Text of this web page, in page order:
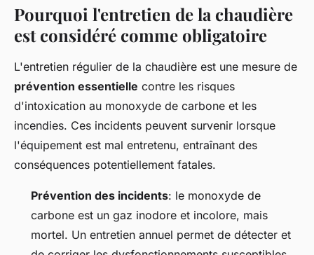
Pourquoi l'entretien de la chaudière
est considéré comme obligatoire
L'entretien régulier de la chaudière est une mesure de
prévention essentielle contre les risques
d'intoxication au monoxyde de carbone et les
incendies. Ces incidents peuvent survenir lorsque
l'équipement est mal entretenu, entraînant des
conséquences potentiellement fatales.
Prévention des incidents: le monoxyde de
carbone est un gaz inodore et incolore, mais
mortel. Un entretien annuel permet de détecter et